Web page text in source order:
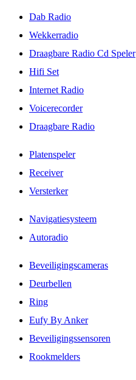
Dab Radio
Wekkerradio
Draagbare Radio Cd Speler
Hifi Set
Internet Radio
Voicerecorder
Draagbare Radio
Platenspeler
Receiver
Versterker
Navigatiesysteem
Autoradio
Beveiligingscameras
Deurbellen
Ring
Eufy By Anker
Beveiligingssensoren
Rookmelders